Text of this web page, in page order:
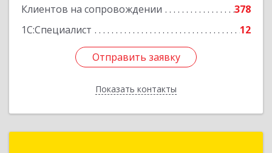
Клиентов на сопровождении
378
1С:Специалист
12
Отправить заявку
Показать контакты
Отправить заявку
Назад